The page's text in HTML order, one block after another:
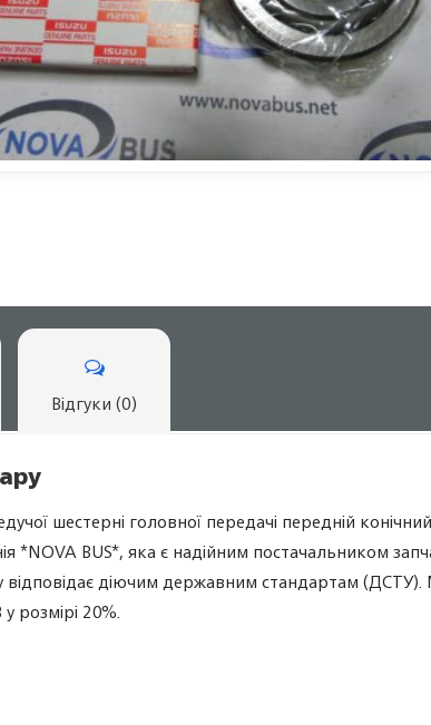
Відгуки (0)
шестерні головної передачі передній
*NOVA BUS*, яка є надійним постачальником
відповідає діючим державним стандартам
розмірі 20%.